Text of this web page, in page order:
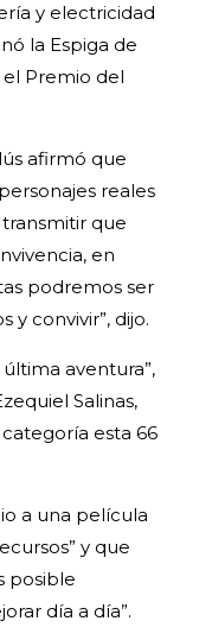
y electricidad
la Espiga de
Premio del
afirmó que
reales
que
en
podremos ser
y convivir”, dijo.
aventura”,
Salinas,
esta 66
a una película
y que
posible
día a día”.